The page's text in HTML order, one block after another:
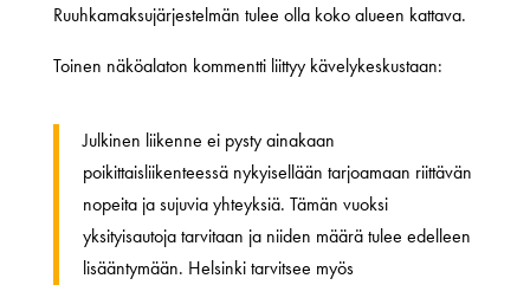
Ruuhkamaksujärjestelmän tulee olla koko alueen kattava.
Toinen näköalaton kommentti liittyy kävelykeskustaan:
Julkinen liikenne ei pysty ainakaan
poikittaisliikenteessä nykyisellään tarjoamaan riittävän
nopeita ja sujuvia yhteyksiä. Tämän vuoksi
yksityisautoja tarvitaan ja niiden määrä tulee edelleen
lisääntymään. Helsinki tarvitsee myös